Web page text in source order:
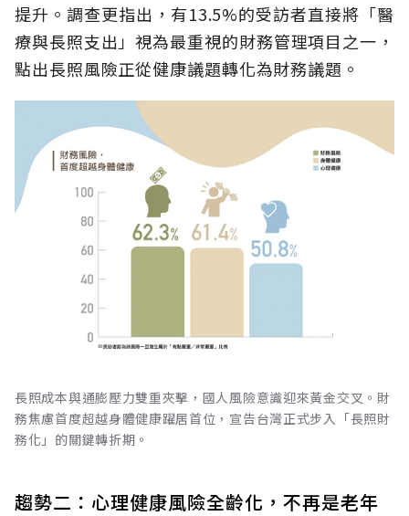
提升。調查更指出，有13.5%的受訪者直接將「醫
療與長照支出」視為最重視的財務管理項目之一，
點出長照風險正從健康議題轉化為財務議題。
長照成本與通膨壓力雙重夾擊，國人風險意識迎來黃金交叉。財
務焦慮首度超越身體健康躍居首位，宣告台灣正式步入「長照財
務化」的關鍵轉折期。
趨勢二：心理健康風險全齡化，不再是老年